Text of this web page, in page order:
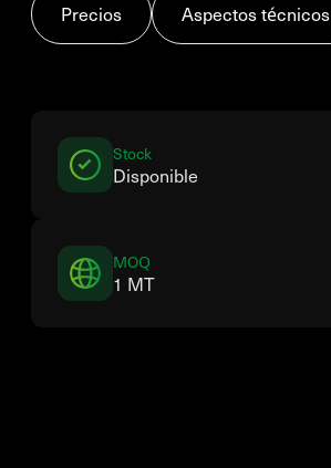
Precios Aspectos técnicos
Stock
Disponible
MOQ
1 MT